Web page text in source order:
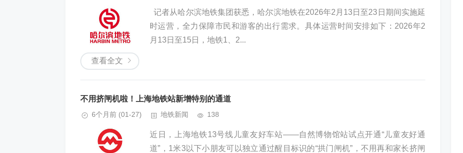
记者从哈尔滨地铁集团获悉，哈尔滨地铁在2026年2月13日至23日期间实施延
时运营，全力保障市民和游客的出行需求。具体运营时间安排如下：2026年2
月13日至15日，地铁1、2...
查看全文
不用挤闸机啦！上海地铁站新增特别的通道
6个月前 (01-27) 地铁新闻 138
近日，上海地铁13号线儿童友好车站——自然博物馆站试点开通“儿童友好通
道”，1米3以下小朋友可以独立通过醒目标识的“拱门闸机”，不用再和家长挤闸